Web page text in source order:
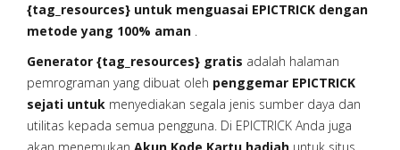
{tag_resources} untuk menguasai EPICTRICK dengan
metode yang 100% aman .
Generator {tag_resources} gratis adalah halaman
pemrograman yang dibuat oleh penggemar EPICTRICK
sejati untuk menyediakan segala jenis sumber daya dan
utilitas kepada semua pengguna. Di EPICTRICK Anda juga